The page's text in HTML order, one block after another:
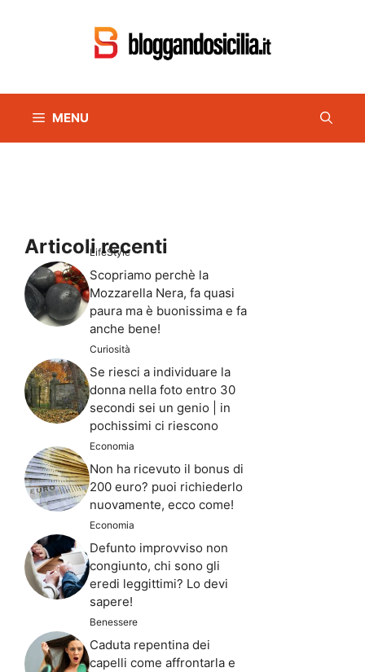
MENU
Articoli recenti
LifeStyle
Scopriamo perchè la
Mozzarella Nera, fa quasi
paura ma è buonissima e fa
anche bene!
Curiosità
Se riesci a individuare la
donna nella foto entro 30
secondi sei un genio | in
pochissimi ci riescono
Economia
Non ha ricevuto il bonus di
200 euro? puoi richiederlo
nuovamente, ecco come!
Economia
Defunto improvviso non
congiunto, chi sono gli
eredi leggittimi? Lo devi
sapere!
Benessere
Caduta repentina dei
capelli come affrontarla e